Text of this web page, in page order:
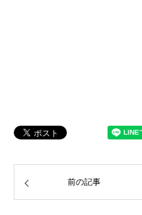
前の記事